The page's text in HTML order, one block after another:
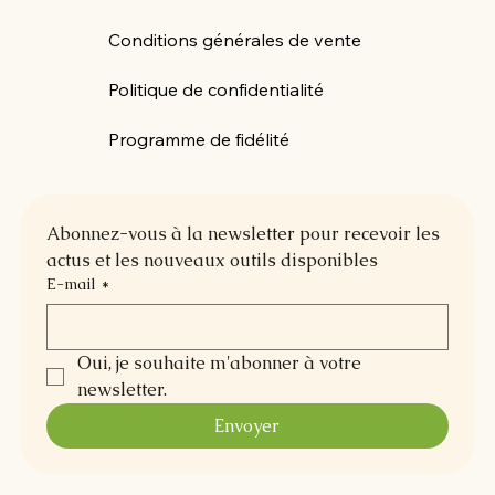
Conditions générales de vente
Politique de confidentialité
Programme de fidélité
Abonnez-vous à la newsletter pour recevoir les
actus et les nouveaux outils disponibles
E-mail *
Oui, je souhaite m'abonner à votre
newsletter.
Envoyer